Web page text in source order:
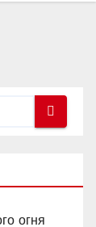
огня